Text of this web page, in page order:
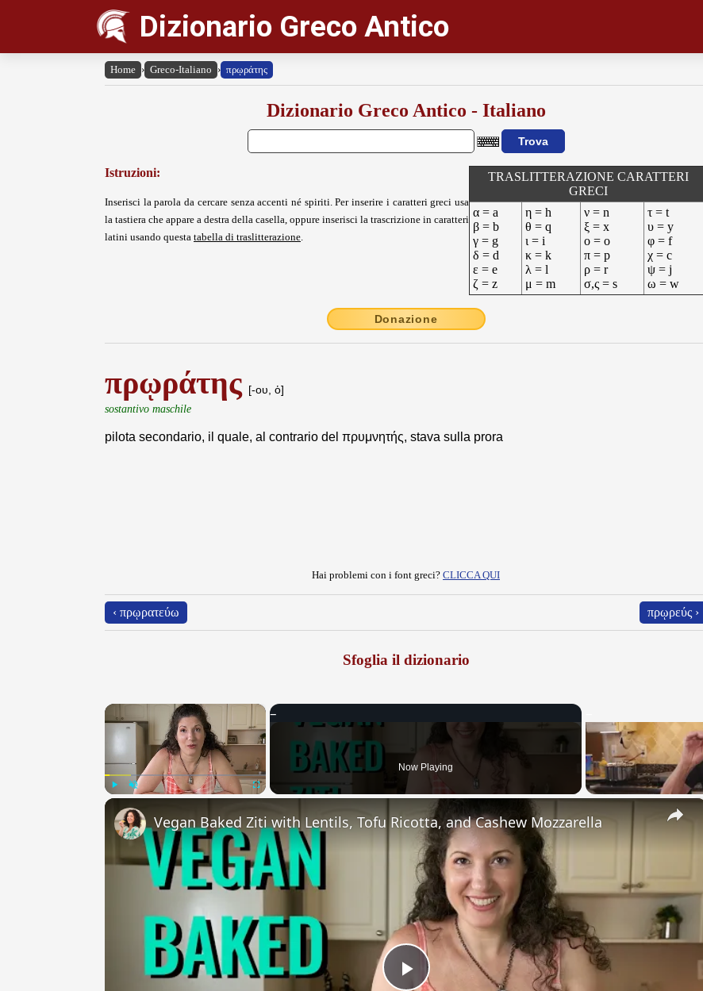
Dizionario Greco Antico
Home › Greco-Italiano › πρῳράτης
Dizionario Greco Antico - Italiano
Istruzioni:
Inserisci la parola da cercare senza accenti né spiriti. Per inserire i caratteri greci usa
la tastiera che appare a destra della casella, oppure inserisci la trascrizione in caratteri
latini usando questa tabella di traslitterazione.
TRASLITTERAZIONE CARATTERI
GRECI
α = a
β = b
γ = g
δ = d
ε = e
ζ = z
η = h
θ = q
ι = i
κ = k
λ = l
μ = m
ν = n
ξ = x
ο = o
π = p
ρ = r
σ,ς = s
τ = t
υ = y
φ = f
χ = c
ψ = j
ω = w
Donazione
πρῳράτης [-ου, ὁ]
sostantivo maschile
pilota secondario, il quale, al contrario del πρυμνητής, stava sulla prora
Hai problemi con i font greci? CLICCA QUI
‹ πρῳρατεύω πρῳρεύς ›
Sfoglia il dizionario
×
Now Playing
×
Vegan Baked Ziti with Lentils, Tofu Ricotta, and Cashew Mozzarella